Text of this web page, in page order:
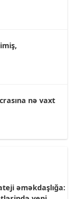
nə vaxt
əməkdaşlığa: